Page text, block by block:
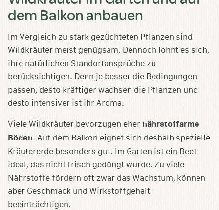
dem Balkon anbauen
Im Vergleich zu stark gezüchteten Pflanzen sind
Wildkräuter meist genügsam. Dennoch lohnt es sich,
ihre natürlichen Standortansprüche zu
berücksichtigen. Denn je besser die Bedingungen
passen, desto kräftiger wachsen die Pflanzen und
desto intensiver ist ihr Aroma.
Viele Wildkräuter bevorzugen eher nährstoffarme
Böden. Auf dem Balkon eignet sich deshalb spezielle
Kräutererde besonders gut. Im Garten ist ein Beet
ideal, das nicht frisch gedüngt wurde. Zu viele
Nährstoffe fördern oft zwar das Wachstum, können
aber Geschmack und Wirkstoffgehalt
beeinträchtigen.